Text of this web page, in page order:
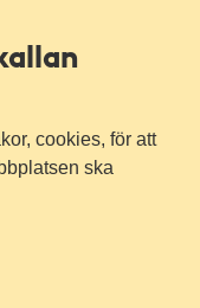
cookies, för att
ska